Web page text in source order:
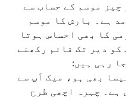
چیز موسم کے حساب سے
ہے۔ بارش کا موسم
کا بھی احساس ہوتا
کو دیر تک قائم رکھنے
رہی ہیں:
بھی ہو، میک اَپ سے
ہے۔ چہرہ اچھی طرح